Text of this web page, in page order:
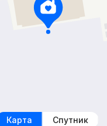
Карта Спутник